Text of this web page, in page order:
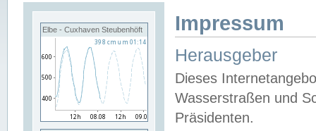
Elbe - Cuxhaven Steubenhöft Impressum
Herausgeber
Dieses
Wasserstraßen und
Präsidenten.